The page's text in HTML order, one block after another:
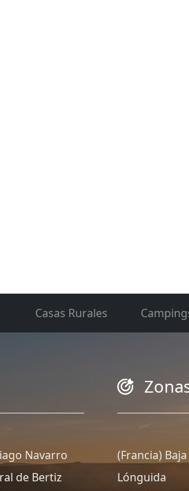
Casas Rurales
Navarro
de Bertiz
(Francia)
Lónguida